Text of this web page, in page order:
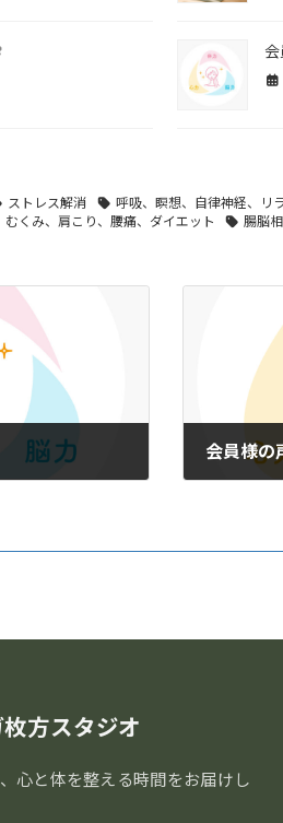
ストレス解消
呼吸、瞑想、自律神経、リ
くみ、肩こり、腰痛、ダイエット
腸脳
会員様の
方スタジオ
心と体を整える時間をお届けし